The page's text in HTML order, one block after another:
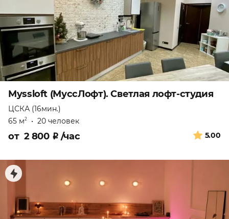
Myssloft (МуссЛофт). Светлая лофт-студия
ЦСКА (16мин.)
65 м2 • 20 человек
5.00
от 2 800 ₽ /час